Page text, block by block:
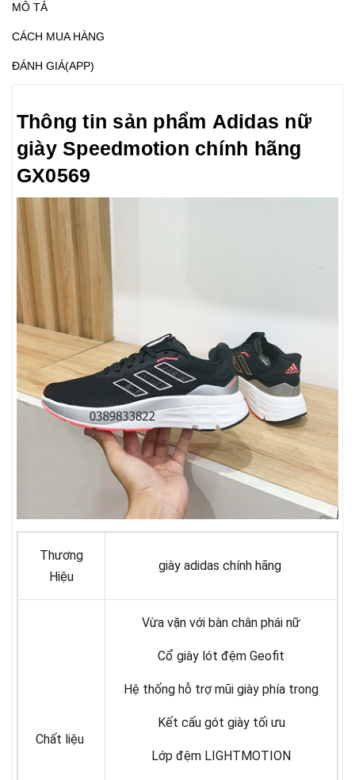
MÔ TẢ
CÁCH MUA HÀNG
ĐÁNH GIÁ(APP)
Thông tin sản phẩm Adidas nữ
giày Speedmotion chính hãng
GX0569
Thương
Hiệu
giày adidas chính hãng
Chất liệu
Vừa vặn với bàn chân phái nữ
Cổ giày lót đệm Geofit
Hệ thống hỗ trợ mũi giày phía trong
Kết cấu gót giày tối ưu
Lớp đệm LIGHTMOTION